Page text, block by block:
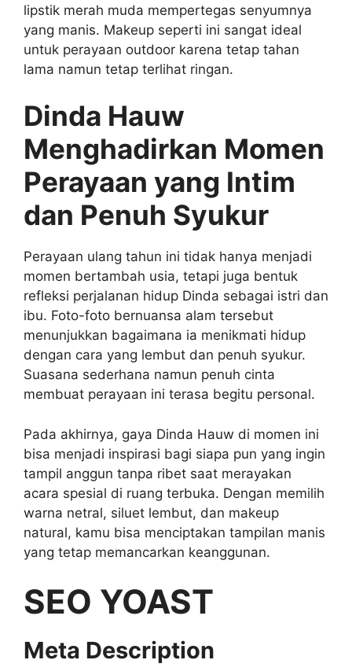
lipstik merah muda mempertegas senyumnya
yang manis. Makeup seperti ini sangat ideal
untuk perayaan outdoor karena tetap tahan
lama namun tetap terlihat ringan.
Dinda Hauw
Menghadirkan Momen
Perayaan yang Intim
dan Penuh Syukur
Perayaan ulang tahun ini tidak hanya menjadi
momen bertambah usia, tetapi juga bentuk
refleksi perjalanan hidup Dinda sebagai istri dan
ibu. Foto-foto bernuansa alam tersebut
menunjukkan bagaimana ia menikmati hidup
dengan cara yang lembut dan penuh syukur.
Suasana sederhana namun penuh cinta
membuat perayaan ini terasa begitu personal.
Pada akhirnya, gaya Dinda Hauw di momen ini
bisa menjadi inspirasi bagi siapa pun yang ingin
tampil anggun tanpa ribet saat merayakan
acara spesial di ruang terbuka. Dengan memilih
warna netral, siluet lembut, dan makeup
natural, kamu bisa menciptakan tampilan manis
yang tetap memancarkan keanggunan.
SEO YOAST
Meta Description